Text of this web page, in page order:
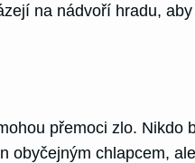
na nádvoří hradu,
přemoci zlo.
obyčejným chlapcem,